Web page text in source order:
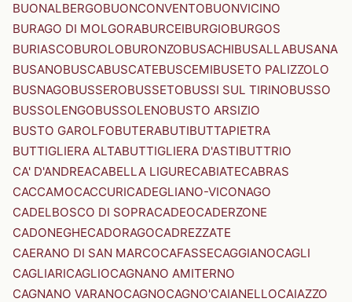
BUONALBERGOBUONCONVENTOBUONVICINO
BURAGO DI MOLGORABURCEIBURGIOBURGOS
BURIASCOBUROLOBURONZOBUSACHIBUSALLABUSANA
BUSANOBUSCABUSCATEBUSCEMIBUSETO PALIZZOLO
BUSNAGOBUSSEROBUSSETOBUSSI SUL TIRINOBUSSO
BUSSOLENGOBUSSOLENOBUSTO ARSIZIO
BUSTO GAROLFOBUTERABUTIBUTTAPIETRA
BUTTIGLIERA ALTABUTTIGLIERA D'ASTIBUTTRIO
CA' D'ANDREACABELLA LIGURECABIATECABRAS
CACCAMOCACCURICADEGLIANO-VICONAGO
CADELBOSCO DI SOPRACADEOCADERZONE
CADONEGHECADORAGOCADREZZATE
CAERANO DI SAN MARCOCAFASSECAGGIANOCAGLI
CAGLIARICAGLIOCAGNANO AMITERNO
CAGNANO VARANOCAGNOCAGNO'CAIANELLOCAIAZZO